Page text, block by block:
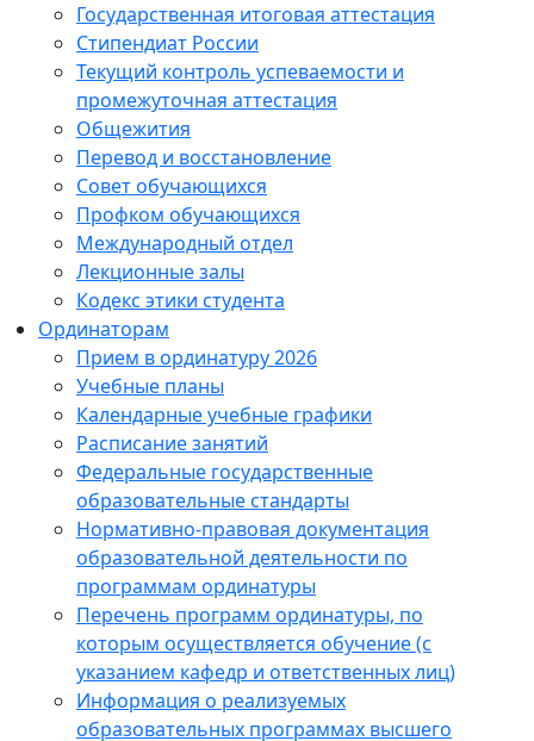
Государственная итоговая аттестация
Стипендиат России
Текущий контроль успеваемости и
промежуточная аттестация
Общежития
Перевод и восстановление
Совет обучающихся
Профком обучающихся
Международный отдел
Лекционные залы
Кодекс этики студента
Ординаторам
Прием в ординатуру 2026
Учебные планы
Календарные учебные графики
Расписание занятий
Федеральные государственные
образовательные стандарты
Нормативно-правовая документация
образовательной деятельности по
программам ординатуры
Перечень программ ординатуры, по
которым осуществляется обучение (с
указанием кафедр и ответственных лиц)
Информация о реализуемых
образовательных программах высшего